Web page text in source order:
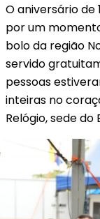
O aniversário de
por um
bolo da região
servido
pessoas
inteiras no
Relógio, sede do